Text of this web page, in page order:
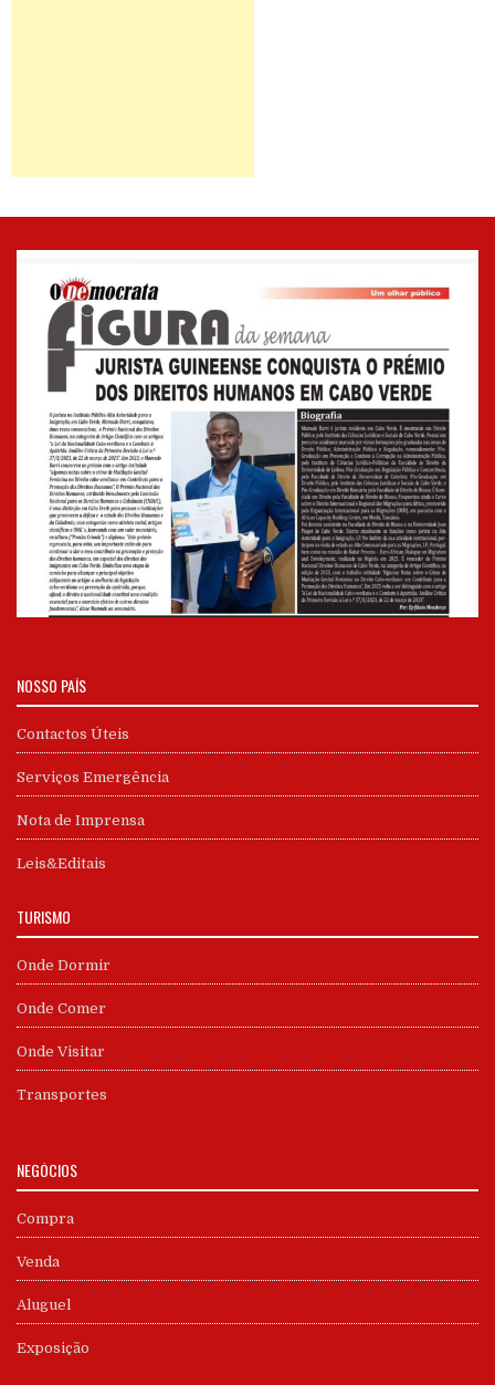
NOSSO PAÍS
Contactos Úteis
Serviços Emergência
Nota de Imprensa
Leis&Editais
TURISMO
Onde Dormir
Onde Comer
Onde Visitar
Transportes
NEGÓCIOS
Compra
Venda
Aluguel
Exposição